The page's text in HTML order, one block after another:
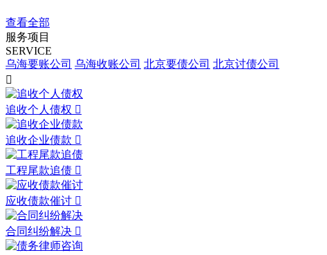
查看全部
服务项目
SERVICE
乌海要账公司 乌海收账公司 北京要债公司 北京讨债公司

追收个人债权 
追收企业债款 
工程尾款追债 
应收债款催讨 
合同纠纷解决 